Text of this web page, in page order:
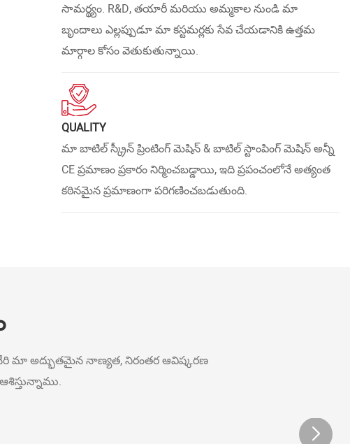
సామర్థ్యం. R&D, తయారీ మరియు అమ్మకాల నుండి మా
బృందాలు ఎల్లప్పుడూ మా కస్టమర్లకు సేవ చేయడానికి ఉత్తమ
మార్గాల కోసం వెతుకుతున్నాయి.
QUALITY
మా బాటిల్ స్క్రీన్ ప్రింటింగ్ మెషిన్ & బాటిల్ స్టాంపింగ్ మెషిన్ అన్నీ
CE ప్రమాణం ప్రకారం నిర్మించబడ్డాయి, ఇది ప్రపంచంలోనే అత్యంత
కఠినమైన ప్రమాణంగా పరిగణించబడుతుంది.
అద్భుతమైన నాణ్యత, నిరంతర ఆవిష్కరణ